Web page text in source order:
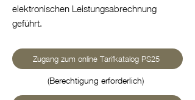
elektronischen Leistungsabrechnung
geführt.
Zugang zum online Tarifkatalog PS25
(Berechtigung erforderlich)